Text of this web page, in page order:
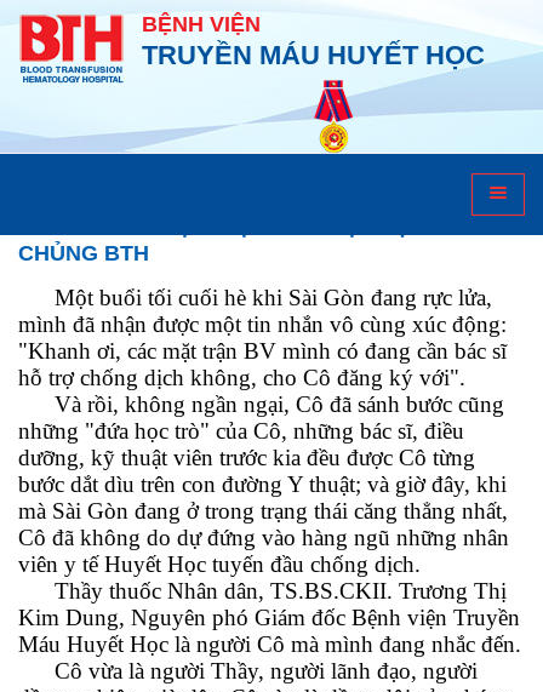
BỆNH VIỆN
TRUYỀN MÁU HUYẾT HỌC
Điểm tin bệnh
CHỦNG BTH
Một buổi tối cuối hè khi Sài Gòn đang rực lửa,
mình đã nhận được một tin nhắn vô cùng xúc động:
"Khanh ơi, các mặt trận BV mình có đang cần bác sĩ
hỗ trợ chống dịch không, cho Cô đăng ký với".
Và rồi, không ngần ngại, Cô đã sánh bước cũng
những "đứa học trò" của Cô, những bác sĩ, điều
dưỡng, kỹ thuật viên trước kia đều được Cô từng
bước dắt dìu trên con đường Y thuật; và giờ đây, khi
mà Sài Gòn đang ở trong trạng thái căng thẳng nhất,
Cô đã không do dự đứng vào hàng ngũ những nhân
viên y tế Huyết Học tuyến đầu chống dịch.
Thầy thuốc Nhân dân, TS.BS.CKII. Trương Thị
Kim Dung, Nguyên phó Giám đốc Bệnh viện Truyền
Máu Huyết Học là người Cô mà mình đang nhắc đến.
Cô vừa là người Thầy, người lãnh đạo, người